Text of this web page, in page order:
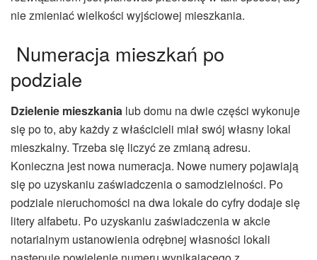
nie zmieniać wielkości wyjściowej mieszkania.
Numeracja mieszkań po
podziale
Dzielenie mieszkania lub domu na dwie części wykonuje
się po to, aby każdy z właścicieli miał swój własny lokal
mieszkalny. Trzeba się liczyć ze zmianą adresu.
Konieczna jest nowa numeracja. Nowe numery pojawiają
się po uzyskaniu zaświadczenia o samodzielności. Po
podziale nieruchomości na dwa lokale do cyfry dodaje się
litery alfabetu. Po uzyskaniu zaświadczenia w akcie
notarialnym ustanowienia odrębnej własności lokali